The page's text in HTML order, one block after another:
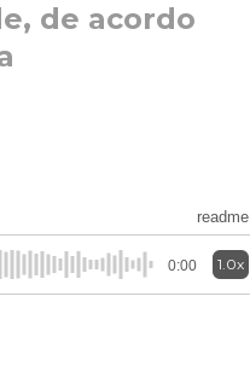
de acordo
readme
0:00 1.0x